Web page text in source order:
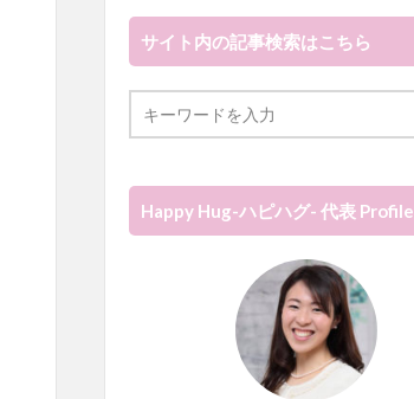
サイト内の記事検索はこちら
Happy Hug-ハピハグ- 代表 Profile